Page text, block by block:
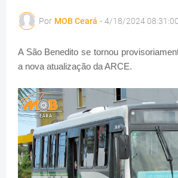
Por MOB Ceará - 4/18/2024
A São Benedito se tornou
a nova atualização da ARCE.